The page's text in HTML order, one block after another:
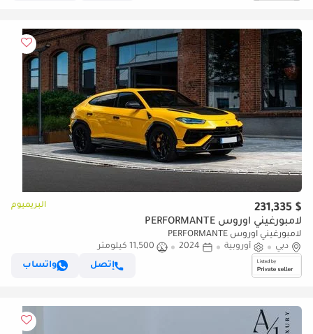
$ 231,335 البريميوم
لامبورغيني اوروس PERFORMANTE
لامبورغيني اوروس PERFORMANTE
دبي
أوروبية 2024
11,500 كيلومتر
إتصل
واتساب